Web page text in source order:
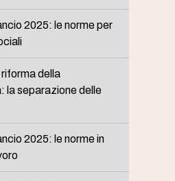
2025: le norme per
della
la separazione delle
2025: le norme in